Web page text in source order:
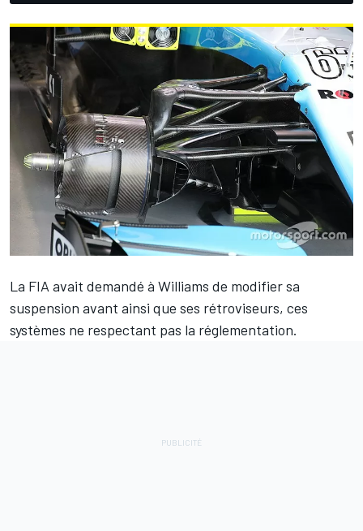
La FIA avait demandé à Williams de modifier sa
suspension avant ainsi que ses rétroviseurs, ces
systèmes ne respectant pas la réglementation.